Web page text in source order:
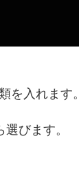
を入れます。
びます。